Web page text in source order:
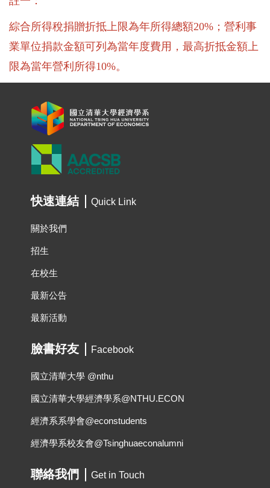
綜合所得稅捐贈折抵上限為年所得總額20%；營利事
業單位捐款金額可列為當年度費用， 最高折抵金額上
限為當年營利所得10%。
快速連結 Quick Link
關於我們
招生
在校生
最新公告
最新活動
臉書好友 Facebook
國立清華大學 @nthu
國立清華大學經濟學系@NTHU.ECON
經濟系系學會@econstudents
經濟學系校友會@Tsinghuaeconalumni
聯絡我們 Get in Touch